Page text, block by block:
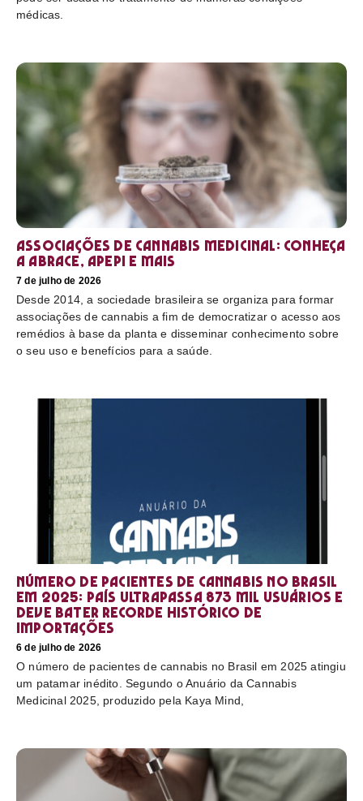
médicas.
Associações de cannabis medicinal: conheça
a Abrace, Apepi e mais
7 de julho de 2026
Desde 2014, a sociedade brasileira se organiza para formar
associações de cannabis a fim de democratizar o acesso aos
remédios à base da planta e disseminar conhecimento sobre
o seu uso e benefícios para a saúde.
Número de pacientes de cannabis no Brasil
em 2025: país ultrapassa 873 mil usuários e
deve bater recorde histórico de
importações
6 de julho de 2026
O número de pacientes de cannabis no Brasil em 2025 atingiu
um patamar inédito. Segundo o Anuário da Cannabis
Medicinal 2025, produzido pela Kaya Mind,